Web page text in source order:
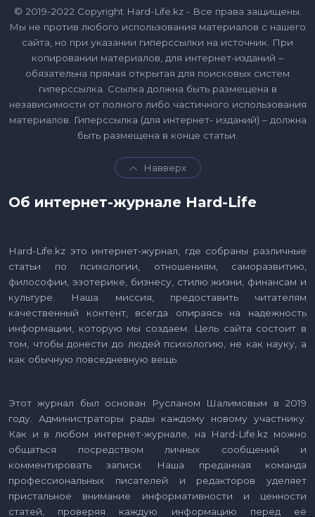
© 2019-2022 Copyright Hard-Life.kz - Все права защищены.
Мы не против любого использования материалов с нашего
сайта, но при указании гиперссылки на источник. При
копировании материалов, для интернет-изданий –
обязательна прямая открытая для поисковых систем
гиперссылка. Ссылка должна быть размещена в
независимости от полного либо частичного использования
материалов. Гиперссылка (для интернет- изданий) – должна
быть размещена в конце статьи.
Навверх
Об интернет-журнале Hard-Life
Hard-Life.kz это интернет-журнал, где собраны различные
статьи по психологии, отношениям, саморазвитию,
философии, эзотерике, бизнесу, стилю жизни, финансам и
культуре. Наша миссия, предоставить читателям
качественный контент, всегда опираясь на надежность
информации, которую мы создаем. Цель сайта состоит в
том, чтобы донести до людей психологию, не как науку, а
как обычную повседневную вещь.
Этот журнал был основан Русланом Шалимовым в 2019
году. Администраторы рады каждому новому участнику.
Как и в любом интернет-журнале, на Hard-Life.kz можно
общаться посредством личных сообщений и
комментировать записи. Наша преданная команда
профессиональных писателей и редакторов уделяет
пристальное внимание информативности и ценности
статей, проверяя каждую информацию перед её